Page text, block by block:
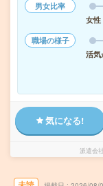
男女比率
女性
職場の様子
活気
気になる!
派遣会社